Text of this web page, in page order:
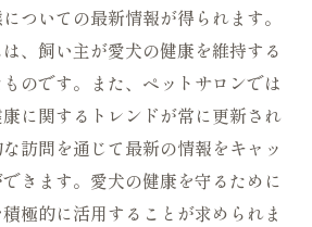
ついての最新情報が得られます。
、飼い主が愛犬の健康を維持する
のです。また、ペットサロンでは
に関するトレンドが常に更新され
訪問を通じて最新の情報をキャッ
きます。愛犬の健康を守るために
極的に活用することが求められま